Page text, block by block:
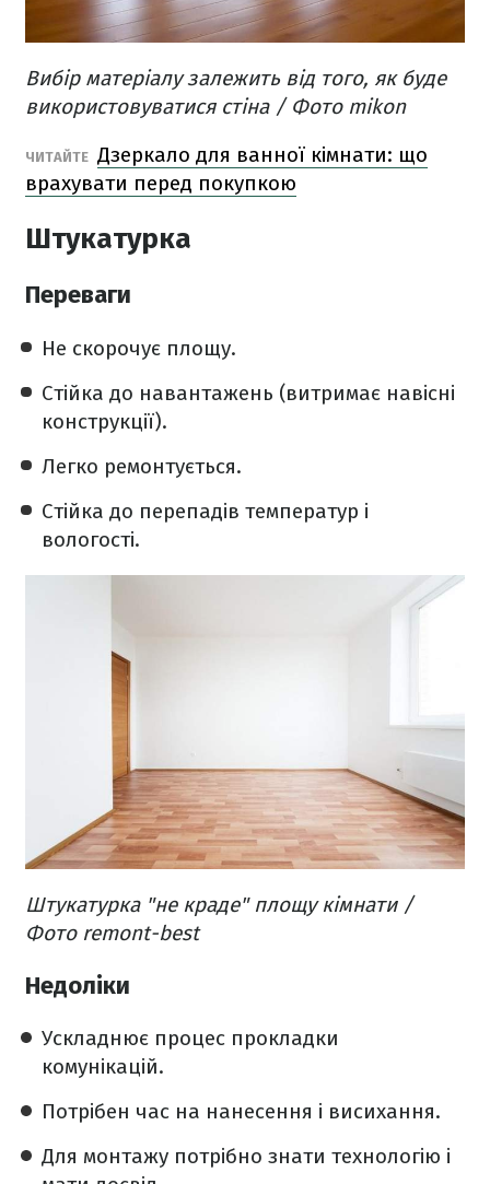
Вибір матеріалу залежить від того, як буде
використовуватися стіна / Фото mikon
ЧИТАЙТЕ Дзеркало для ванної кімнати: що
врахувати перед покупкою
Штукатурка
Переваги
Не скорочує площу.
Стійка до навантажень (витримає навісні
конструкції).
Легко ремонтується.
Стійка до перепадів температур і
вологості.
Штукатурка "не краде" площу кімнати /
Фото remont-best
Недоліки
Ускладнює процес прокладки
комунікацій.
Потрібен час на нанесення і висихання.
Для монтажу потрібно знати технологію і